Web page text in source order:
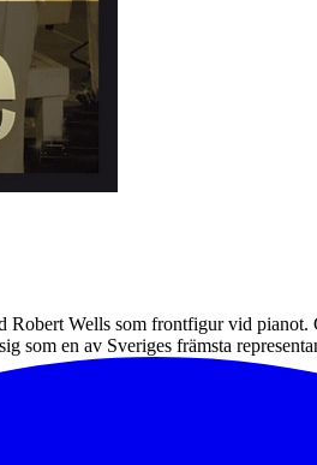
Wells som frontfigur vid
som en av Sveriges främsta